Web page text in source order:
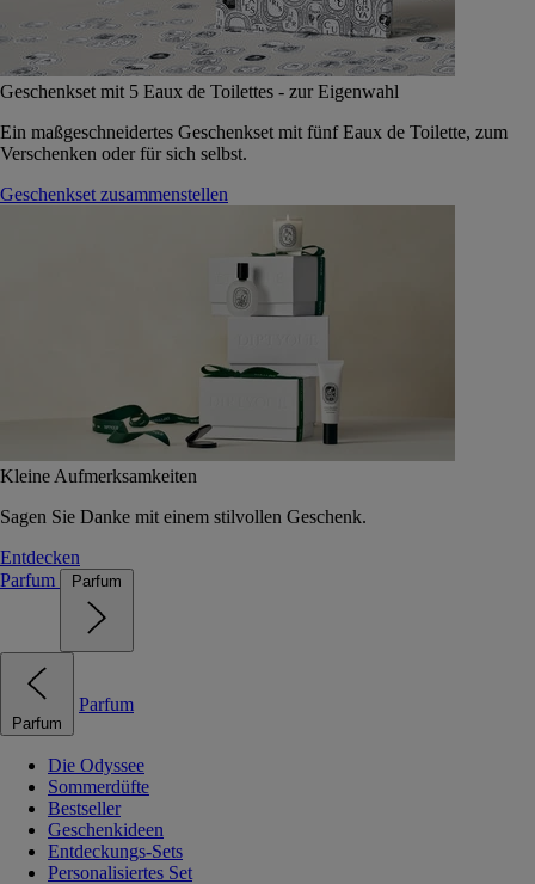
Geschenkset mit 5 Eaux de Toilettes - zur Eigenwahl
Ein maßgeschneidertes Geschenkset mit fünf Eaux de Toilette, zum
Verschenken oder für sich selbst.
Geschenkset zusammenstellen
Kleine Aufmerksamkeiten
Sagen Sie Danke mit einem stilvollen Geschenk.
Entdecken
Parfum
Parfum
Parfum
Parfum
Die Odyssee
Sommerdüfte
Bestseller
Geschenkideen
Entdeckungs-Sets
Personalisiertes Set